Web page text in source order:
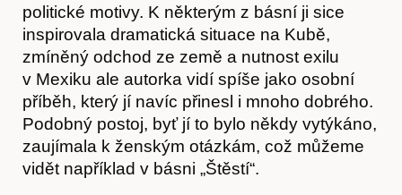
politické motivy. K některým z básní ji sice
inspirovala dramatická situace na Kubě,
zmíněný odchod ze země a nutnost exilu
v Mexiku ale autorka vidí spíše jako osobní
příběh, který jí navíc přinesl i mnoho dobrého.
Podobný postoj, byť jí to bylo někdy vytýkáno,
zaujímala k ženským otázkám, což můžeme
vidět například v básni „Štěstí“.